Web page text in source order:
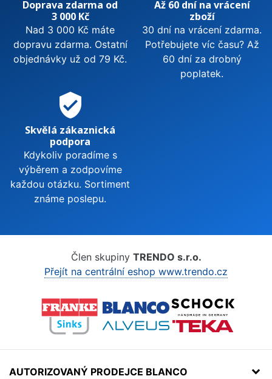
Doprava zdarma od
3 000 Kč
Nad 3 000 Kč máte
dopravu zdarma. Ostatní
objednávky už od 79 Kč.
Až 60 dní na vrácení
zboží
30 dní na vrácení zdarma.
Potřebujete víc času? Až
60 dní za drobný
poplatek.
verified_user
Skvělá zákaznická
podpora
Kdykoliv poradíme s
výběrem a zodpovíme
každou otázku. Sortiment
známe poslepu.
Člen skupiny TRENDO s.r.o.
Přejít na centrální eshop www.trendo.cz
AUTORIZOVANÝ PRODEJCE BLANCO